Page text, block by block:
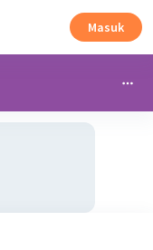
Masuk